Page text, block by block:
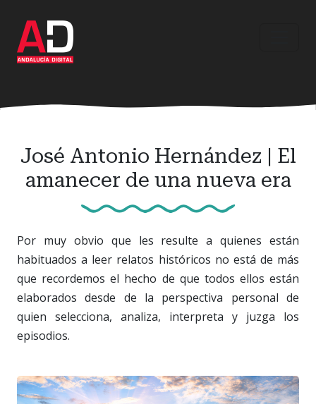
contenido
principal
José Antonio Hernández | El
amanecer de una nueva era
Por muy obvio que les resulte a quienes están
habituados a leer relatos históricos no está de más
que recordemos el hecho de que todos ellos están
elaborados desde de la perspectiva personal de
quien selecciona, analiza, interpreta y juzga los
episodios.